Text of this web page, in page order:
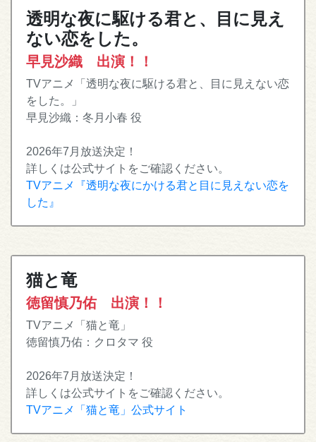
透明な夜に駆ける君と、目に見え
ない恋をした。
早見沙織 出演！！
TVアニメ「透明な夜に駆ける君と、目に見えない恋
をした。」
早見沙織：冬月小春 役
2026年7月放送決定！
詳しくは公式サイトをご確認ください。
TVアニメ『透明な夜にかける君と目に見えない恋を
した』
猫と竜
徳留慎乃佑 出演！！
TVアニメ「猫と竜」
徳留慎乃佑：クロタマ 役
2026年7月放送決定！
詳しくは公式サイトをご確認ください。
TVアニメ「猫と竜」公式サイト